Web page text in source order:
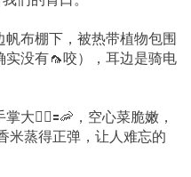
布棚下，被热带植物包围
实没有🦟咬），耳边是骑电
大🖐🏻🟰🦐，空心菜脆嫩，
米蒸得正弹，让人难忘的